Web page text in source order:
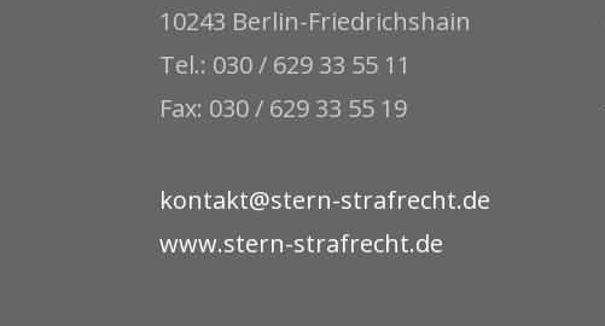
10243 Berlin-Friedrichshain
Tel.: 030 / 629 33 55 11
Fax: 030 / 629 33 55 19
kontakt@stern-strafrecht.de
www.stern-strafrecht.de